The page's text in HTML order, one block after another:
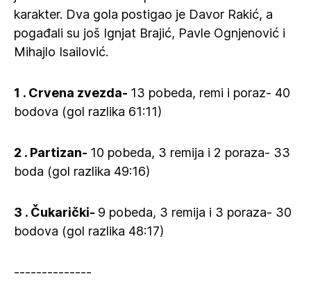
karakter. Dva gola postigao je Davor Rakić, a
pogađali su još Ignjat Brajić, Pavle Ognjenović i
Mihajlo Isailović.
1 . Crvena zvezda- 13 pobeda, remi i poraz- 40
bodova (gol razlika 61:11)
2 . Partizan- 10 pobeda, 3 remija i 2 poraza- 33
boda (gol razlika 49:16)
3 . Čukarički- 9 pobeda, 3 remija i 3 poraza- 30
bodova (gol razlika 48:17)
--------------